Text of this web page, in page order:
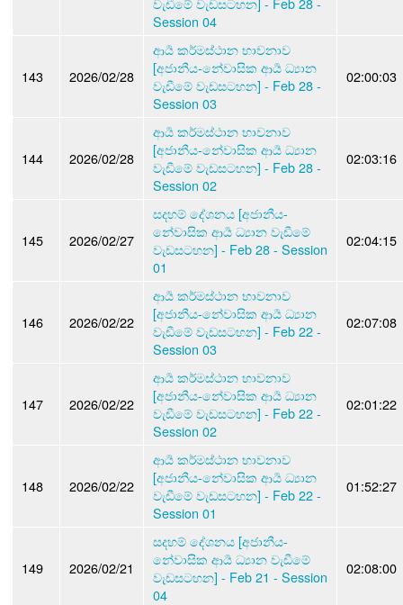
Session 04
143 2026/02/28
ආර්‍ය කර්මස්ථාන භාවනාව
[අජානීය-නේවාසික ආර්‍ය ධ්‍යාන
වැඩීමේ වැඩසටහන] - Feb 28 -
Session 03
02:00:03
144 2026/02/28
ආර්‍ය කර්මස්ථාන භාවනාව
[අජානීය-නේවාසික ආර්‍ය ධ්‍යාන
වැඩීමේ වැඩසටහන] - Feb 28 -
Session 02
02:03:16
145 2026/02/27
සදහම් දේශනය [අජානීය-
නේවාසික ආර්‍ය ධ්‍යාන වැඩීමේ
වැඩසටහන] - Feb 28 - Session
01
02:04:15
146 2026/02/22
ආර්‍ය කර්මස්ථාන භාවනාව
[අජානීය-නේවාසික ආර්‍ය ධ්‍යාන
වැඩීමේ වැඩසටහන] - Feb 22 -
Session 03
02:07:08
147 2026/02/22
ආර්‍ය කර්මස්ථාන භාවනාව
[අජානීය-නේවාසික ආර්‍ය ධ්‍යාන
වැඩීමේ වැඩසටහන] - Feb 22 -
Session 02
02:01:22
148 2026/02/22
ආර්‍ය කර්මස්ථාන භාවනාව
[අජානීය-නේවාසික ආර්‍ය ධ්‍යාන
වැඩීමේ වැඩසටහන] - Feb 22 -
Session 01
01:52:27
149 2026/02/21
සදහම් දේශනය [අජානීය-
නේවාසික ආර්‍ය ධ්‍යාන වැඩීමේ
වැඩසටහන] - Feb 21 - Session
04
02:08:00